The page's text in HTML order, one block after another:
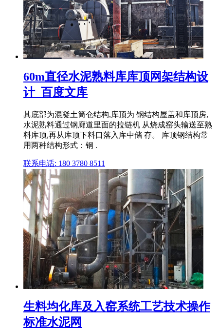
60m直径水泥熟料库库顶网架结构设
计_百度文库
其底部为混凝土筒仓结构,库顶为 钢结构屋盖和库顶房,
水泥熟料通过钢廊道里面的拉链机 从烧成窑头输送至熟
料库顶,再从库顶下料口落入库中储 存。 库顶钢结构常
用两种结构形式：钢 .
联系电话: 180 3780 8511
生料均化库及入窑系统工艺技术操作
标准水泥网